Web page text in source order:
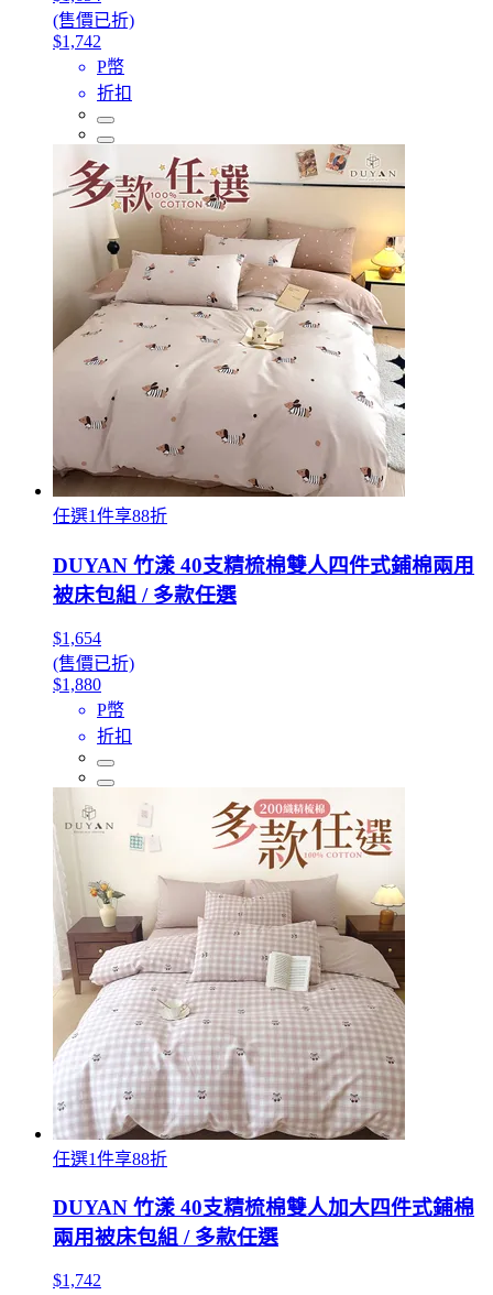
(售價已折)
$1,742
P幣
折扣
任選1件享88折
DUYAN 竹漾 40支精梳棉雙人四件式鋪棉兩用
被床包組 / 多款任選
$1,654
(售價已折)
$1,880
P幣
折扣
任選1件享88折
DUYAN 竹漾 40支精梳棉雙人加大四件式鋪棉
兩用被床包組 / 多款任選
$1,742